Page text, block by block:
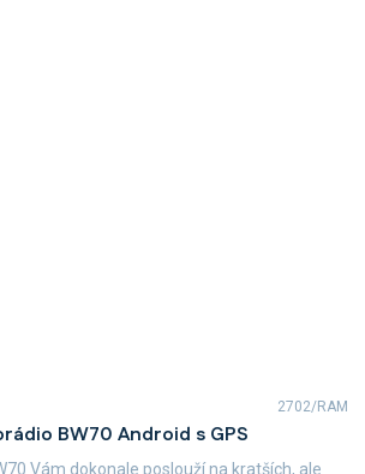
BW70 Android s GPS
Vám dokonale poslouží na kratších, ale
2702/RAM